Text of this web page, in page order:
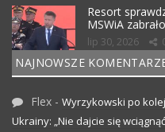
Resort
MSWiA
lip 30, 2026
NAJNOWSZE
Flex - Wyrzykowski po
Ukrainy: „Nie dajcie się